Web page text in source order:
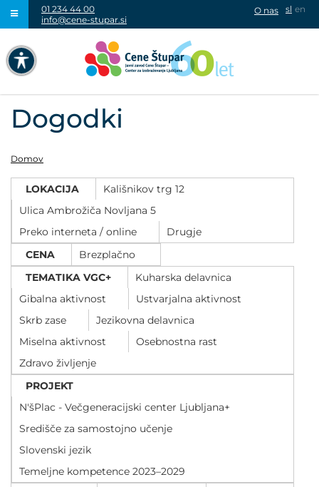
NAVIGACIJA PREKO TIPKOVNICE
VISOK KONTRAST
SIVINE
POVEČAJ PISAVO
POMANJŠAJ PISAVO
OZNAČI NASLOVE
PODČRTAJ POVEZAVE
01 234 44 00
info@cene-stupar.si
sl en
O nas
Dogodki
Domov
LOKACIJA
Kališnikov trg 12
Ulica Ambrožiča Novljana 5
Preko interneta / online
Drugje
CENA
Brezplačno
TEMATIKA VGC+
Kuharska delavnica
Gibalna aktivnost
Ustvarjalna aktivnost
Skrb zase
Jezikovna delavnica
Miselna aktivnost
Osebnostna rast
Zdravo življenje
PROJEKT
N'šPlac - Večgeneracijski center Ljubljana+
Središče za samostojno učenje
Slovenski jezik
Temeljne kompetence 2023–2029